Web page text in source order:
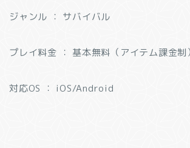
ジャンル ： サバイバル
プレイ料金 ： 基本無料（アイテム課金制）
対応OS ： iOS/Android